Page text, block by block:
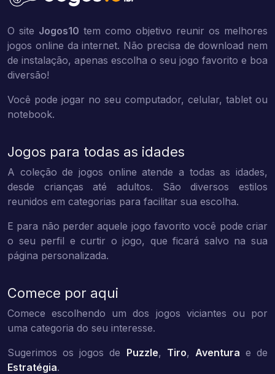
O site Jogos10 tem como objetivo reunir os melhores
jogos online da internet. Não precisa de download nem
de instalação, apenas escolha o seu jogo favorito e boa
diversão!
Você pode jogar no seu computador, celular, tablet ou
notebook.
Jogos para todas as idades
A coleção de jogos online atende a todas as idades,
desde crianças até adultos. São diversos estilos
reunidos em categorias para facilitar sua escolha.
E para não perder aquele jogo favorito você pode criar
o seu perfil e curtir o jogo, que ficará salvo na sua
página personalizada.
Comece por aqui
Comece escolhendo um dos jogos viciantes ou por
uma categoria do seu interesse.
Sugerimos os jogos de Puzzle, Tiro, Aventura e de
Estratégia.